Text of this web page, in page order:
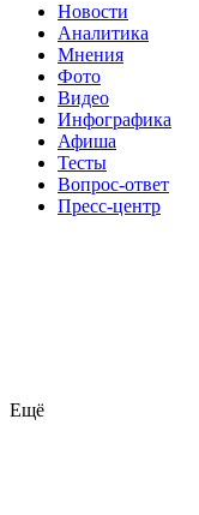
Новости
Аналитика
Мнения
Фото
Видео
Инфографика
Афиша
Тесты
Вопрос-ответ
Пресс-центр
Ещё